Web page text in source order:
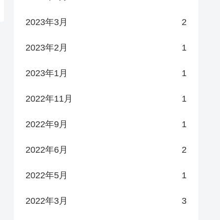
2023年3月 2
2023年2月 1
2023年1月 1
2022年11月 1
2022年9月 1
2022年6月 2
2022年5月 1
2022年3月 3